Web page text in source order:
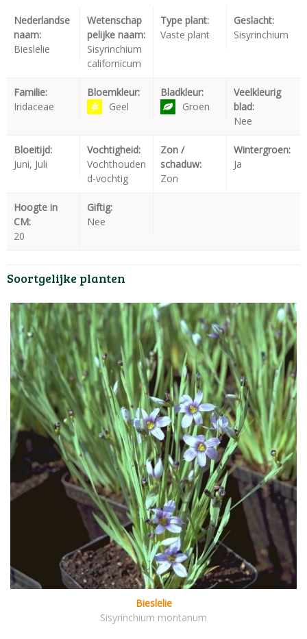
Nederlandse
naam:
Bieslelie
Wetenschap
pelijke naam:
Sisyrinchium
californicum
Type plant:
Vaste plant
Geslacht:
Sisyrinchium
Familie:
Iridaceae
Bloemkleur:
Geel
Bladkleur:
Groen
Veelkleurig
blad:
Nee
Bloeitijd:
Juni, Juli
Vochtigheid:
Vochthouden
d-vochtig
Zon /
schaduw:
Zon
Wintergroen:
Ja
Hoogte in
CM:
20
Giftig:
Nee
Soortgelijke planten
Bieslelie
Sisyrinchium montanum